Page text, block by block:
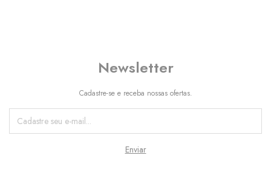
Newsletter
Cadastre-se e receba nossas ofertas.